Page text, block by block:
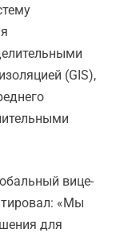
(GIS),
вице-
«Мы
для